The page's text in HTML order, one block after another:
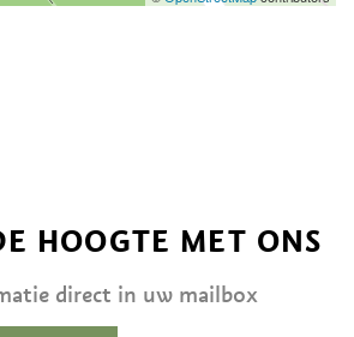
HOOGTE MET ONS
direct in uw mailbox